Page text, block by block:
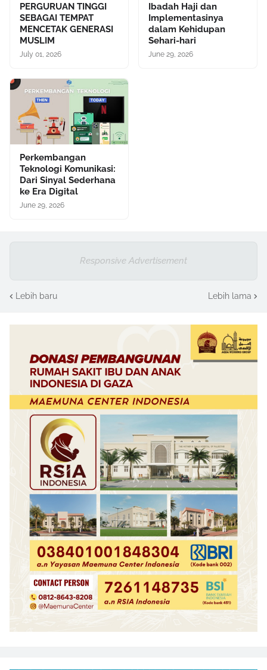
PERGURUAN TINGGI
SEBAGAI TEMPAT
MENCETAK GENERASI
MUSLIM
July 01, 2026
Ibadah Haji dan
Implementasinya
dalam Kehidupan
Sehari-hari
June 29, 2026
Perkembangan
Teknologi Komunikasi:
Dari Sinyal Sederhana
ke Era Digital
June 29, 2026
Responsive Advertisement
Lebih baru Lebih lama